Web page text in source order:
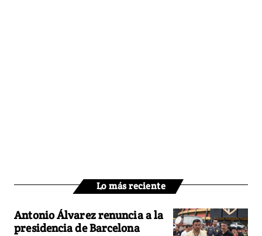
Lo más reciente
Antonio Álvarez renuncia a la
presidencia de Barcelona